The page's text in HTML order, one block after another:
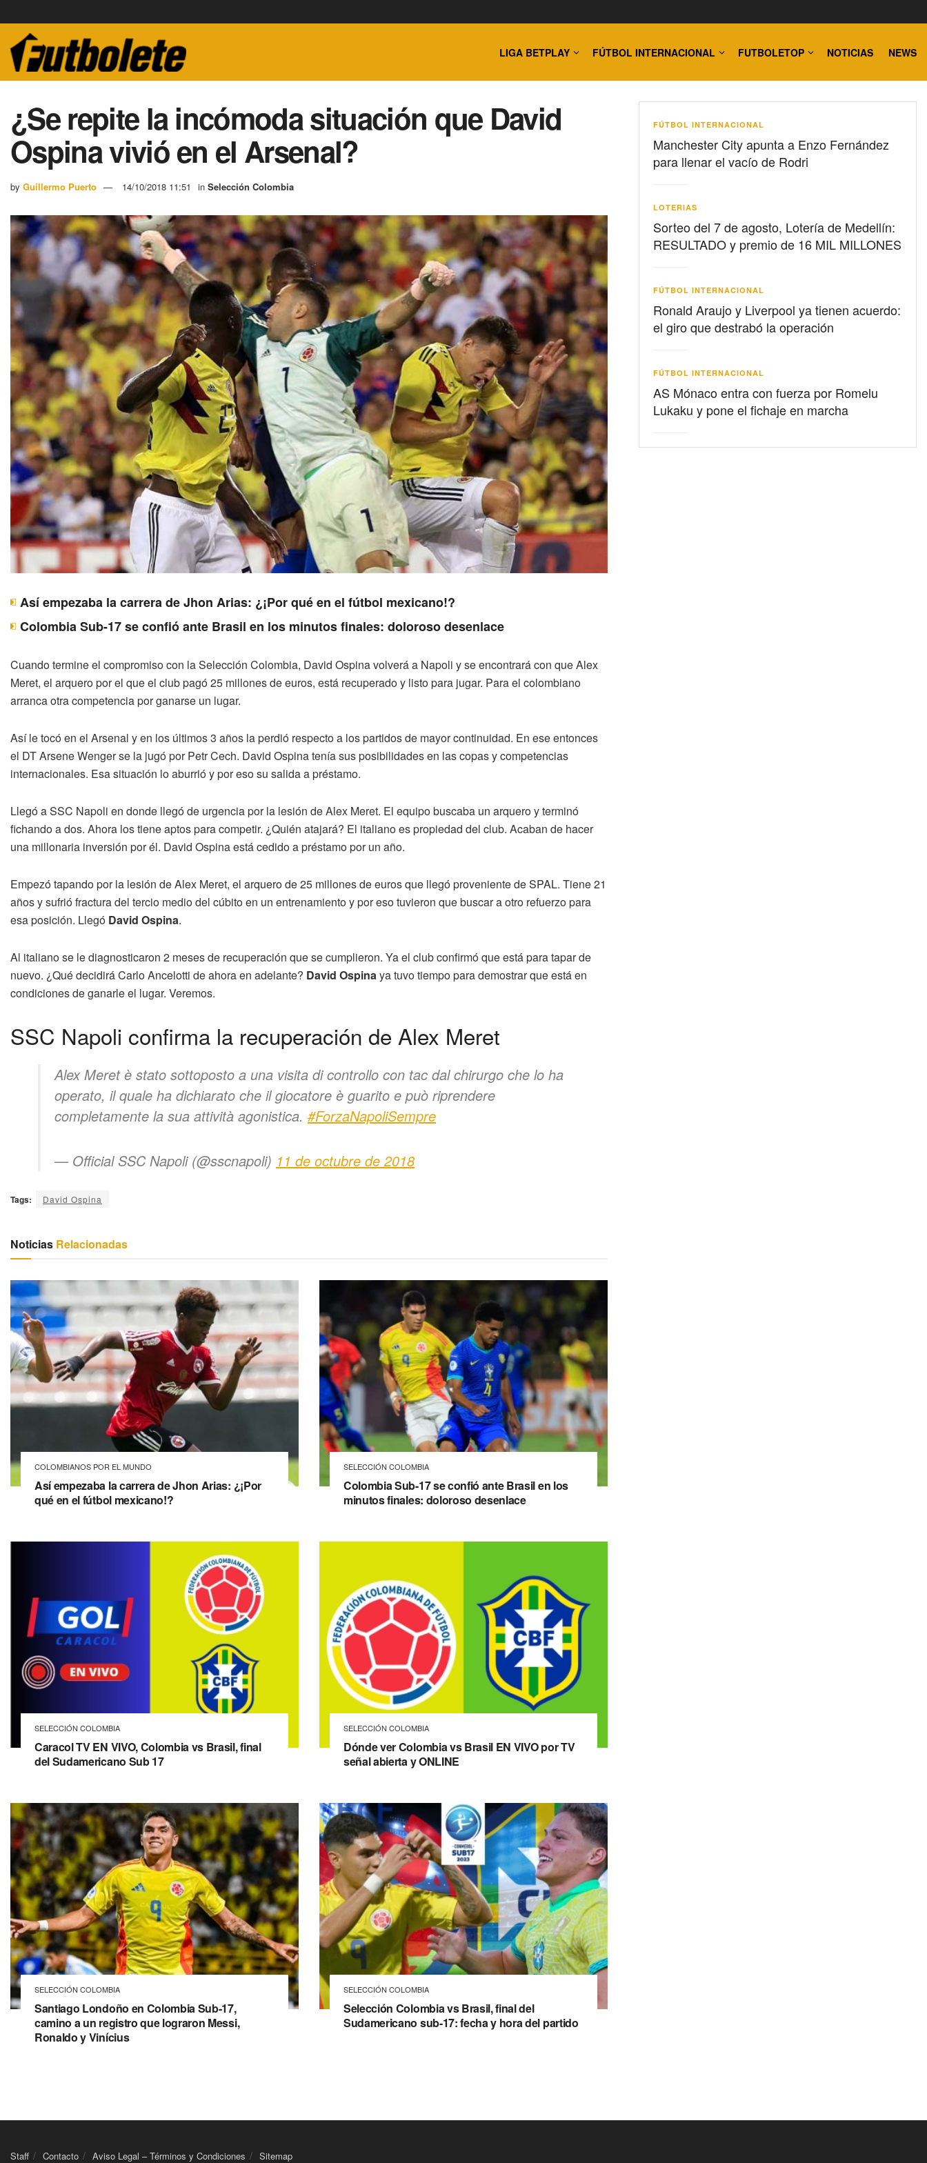
LIGA BETPLAY FÚTBOL INTERNACIONAL FUTBOLETOP NOTICIAS NEWS
¿Se repite la incómoda situación que David
Ospina vivió en el Arsenal?
by Guillermo Puerto 14/10/2018 11:51 in Selección Colombia
Así empezaba la carrera de Jhon Arias: ¿¡Por qué en el fútbol mexicano!?
Colombia Sub-17 se confió ante Brasil en los minutos finales: doloroso desenlace
Cuando termine el compromiso con la Selección Colombia, David Ospina volverá a Napoli y se encontrará con que Alex
Meret, el arquero por el que el club pagó 25 millones de euros, está recuperado y listo para jugar. Para el colombiano
arranca otra competencia por ganarse un lugar.
Así le tocó en el Arsenal y en los últimos 3 años la perdió respecto a los partidos de mayor continuidad. En ese entonces
el DT Arsene Wenger se la jugó por Petr Cech. David Ospina tenía sus posibilidades en las copas y competencias
internacionales. Esa situación lo aburrió y por eso su salida a préstamo.
Llegó a SSC Napoli en donde llegó de urgencia por la lesión de Alex Meret. El equipo buscaba un arquero y terminó
fichando a dos. Ahora los tiene aptos para competir. ¿Quién atajará? El italiano es propiedad del club. Acaban de hacer
una millonaria inversión por él. David Ospina está cedido a préstamo por un año.
Empezó tapando por la lesión de Alex Meret, el arquero de 25 millones de euros que llegó proveniente de SPAL. Tiene 21
años y sufrió fractura del tercio medio del cúbito en un entrenamiento y por eso tuvieron que buscar a otro refuerzo para
esa posición. Llegó David Ospina.
Al italiano se le diagnosticaron 2 meses de recuperación que se cumplieron. Ya el club confirmó que está para tapar de
nuevo. ¿Qué decidirá Carlo Ancelotti de ahora en adelante? David Ospinaya tuvo tiempo para demostrar que está en
condiciones de ganarle el lugar. Veremos.
SSC Napoli confirma la recuperación de Alex Meret
Alex Meret è stato sottoposto a una visita di controllo con tac dal chirurgo che lo ha
operato, il quale ha dichiarato che il giocatore è guarito e può riprendere
completamente la sua attività agonistica. #ForzaNapoliSempre
— Official SSC Napoli (@sscnapoli) 11 de octubre de 2018
Tags: David Ospina
Noticias Relacionadas
COLOMBIANOS POR EL MUNDO
Así empezaba la carrera de Jhon Arias: ¿¡Por
qué en el fútbol mexicano!?
SELECCIÓN COLOMBIA
Colombia Sub-17 se confió ante Brasil en los
minutos finales: doloroso desenlace
SELECCIÓN COLOMBIA
Caracol TV EN VIVO, Colombia vs Brasil, final
del Sudamericano Sub 17
SELECCIÓN COLOMBIA
Dónde ver Colombia vs Brasil EN VIVO por TV
señal abierta y ONLINE
SELECCIÓN COLOMBIA
Santiago Londoño en Colombia Sub-17,
camino a un registro que lograron Messi,
Ronaldo y Vinícius
SELECCIÓN COLOMBIA
Selección Colombia vs Brasil, final del
Sudamericano sub-17: fecha y hora del partido
FÚTBOL INTERNACIONAL
Manchester City apunta a Enzo Fernández
para llenar el vacío de Rodri
LOTERIAS
Sorteo del 7 de agosto, Lotería de Medellín:
RESULTADO y premio de 16 MIL MILLONES
FÚTBOL INTERNACIONAL
Ronald Araujo y Liverpool ya tienen acuerdo:
el giro que destrabó la operación
FÚTBOL INTERNACIONAL
AS Mónaco entra con fuerza por Romelu
Lukaku y pone el fichaje en marcha
Staff Contacto Aviso Legal – Términos y Condiciones Sitemap